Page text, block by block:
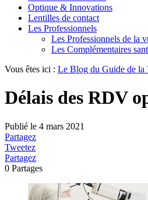
Optique & Innovations
Lentilles de contact
Les Professionnels
Les Professionnels de la
Les Complémentaires
Vous êtes ici : Le Blog du Guide de la
Délais des RDV
Publié le 4 mars 2021
Partagez
Tweetez
Partagez
0 Partages